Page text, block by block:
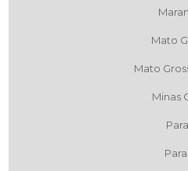
Mato
Mato
Minas